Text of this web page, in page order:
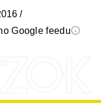
/
Google feedu